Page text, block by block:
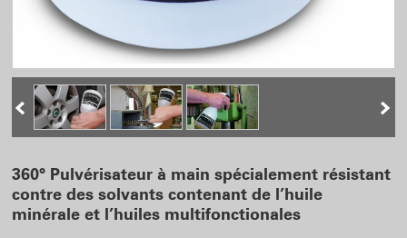
360° Pulvérisateur à main spécialement résistant
contre des solvants contenant de l’huile
minérale et l’huiles multifonctionales